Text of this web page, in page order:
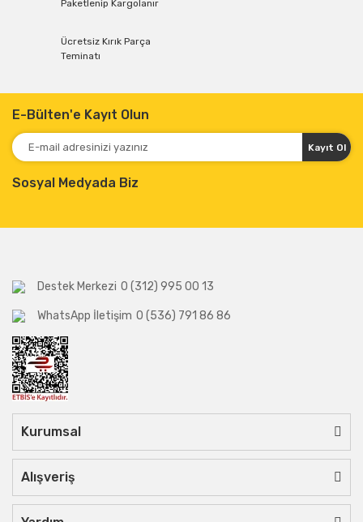
Paketlenip Kargolanır
Ücretsiz Kırık Parça
Teminatı
E-Bülten'e Kayıt Olun
Kayıt Ol
Sosyal Medyada Biz
Destek Merkezi 0 (312) 995 00 13
WhatsApp İletişim 0 (536) 791 86 86
Kurumsal
Alışveriş